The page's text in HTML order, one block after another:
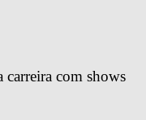
com shows